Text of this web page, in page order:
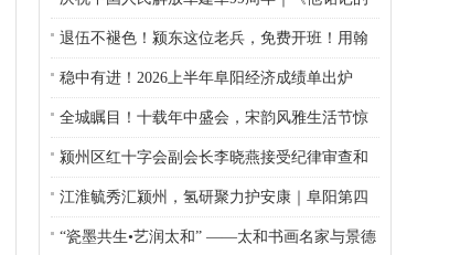
日子》
退伍不褪色！颍东这位老兵，免费开班！用翰
墨点亮乡村孩子暑假
稳中有进！2026上半年阜阳经济成绩单出炉
全城瞩目！十载年中盛会，宋韵风雅生活节惊
艳启幕
颍州区红十字会副会长李晓燕接受纪律审查和
监察调查
江淮毓秀汇颍州，氢研聚力护安康｜阜阳第四
届氢医学学术报告会圆满落幕
“瓷墨共生•艺润太和” ——太和书画名家与景德